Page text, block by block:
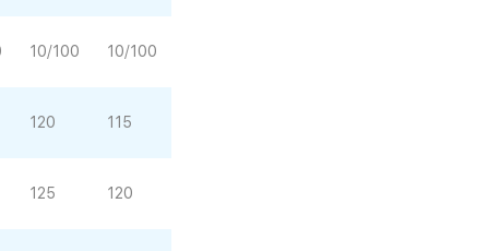
10/100 10/100
120 115
125 120